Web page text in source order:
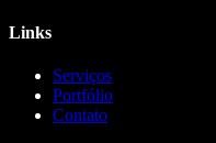
Links
Serviços
Portfólio
Contato